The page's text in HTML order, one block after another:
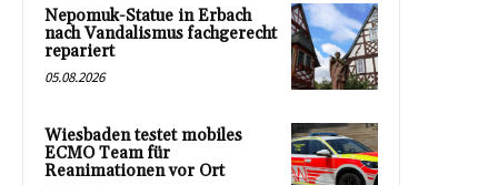
Nepomuk-Statue in Erbach
nach Vandalismus fachgerecht
repariert
05.08.2026
Wiesbaden testet mobiles
ECMO Team für
Reanimationen vor Ort